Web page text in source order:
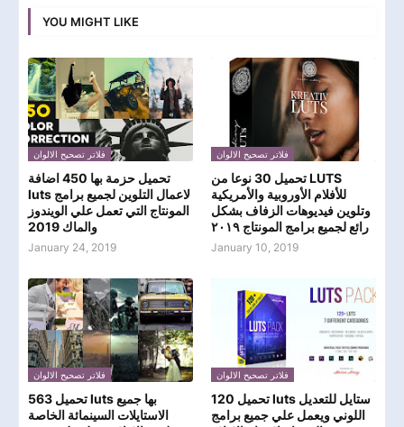
YOU MIGHT LIKE
فلاتر تصحيح الالوان
تحميل حزمة بها 450 اضافة
luts لاعمال التلوين لجميع برامج
المونتاج التي تعمل علي الويندوز
والماك 2019
January 24, 2019
فلاتر تصحيح الالوان
تحميل 30 نوعا من LUTS
للأفلام الأوروبية والأمريكية
وتلوين فيديوهات الزفاف بشكل
رائع لجميع برامج المونتاج ٢٠١٩
January 10, 2019
فلاتر تصحيح الالوان
تحميل 563 luts بها جميع
الاستايلات السينمائة الخاصة
فلاتر تصحيح الالوان
تحميل 120 luts ستايل للتعديل
اللوني ويعمل علي جميع برامج